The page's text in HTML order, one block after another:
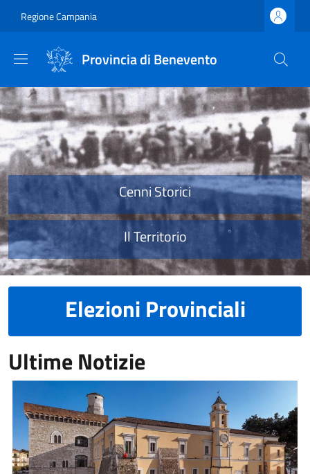
Regione Campania
Provincia di Benevento
Provincia di Benevento
Cenni Storici
Il Territorio
Elezioni Provinciali
Ultime Notizie